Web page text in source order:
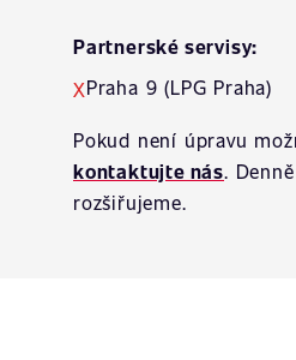
Partnerské servisy:
XPraha 9 (LPG Praha)
Pokud není úpravu
kontaktujte nás.
rozšiřujeme.